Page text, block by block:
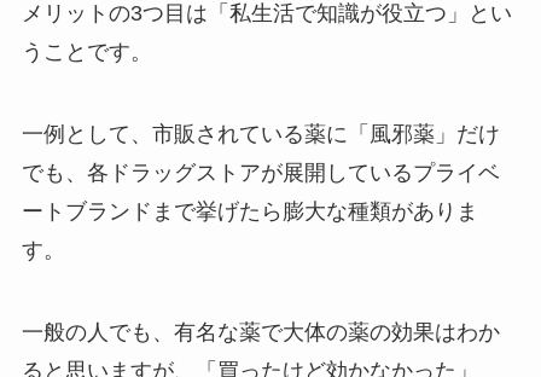
メリットの3つ目は「私生活で知識が役立つ」とい
うことです。
一例として、市販されている薬に「風邪薬」だけ
でも、各ドラッグストアが展開しているプライベ
ートブランドまで挙げたら膨大な種類がありま
す。
一般の人でも、有名な薬で大体の薬の効果はわか
ると思いますが、「買ったけど効かなかった」